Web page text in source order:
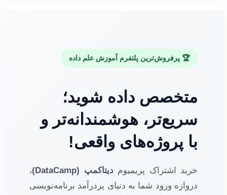
🏆 پرفروش‌ترین پلتفرم آموزش علم داده
متخصص داده شوید؛
سریع‌تر، هوشمندانه‌تر و
با پروژه‌های واقعی!
خرید اشتراک پریمیومدیتاکمپ (DataCamp)
،
دروازه ورود شما به دنیای پردرآمد برنامه‌نویسی